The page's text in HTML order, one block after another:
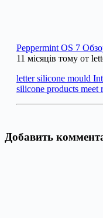
Peppermint OS 7
11 місяців тому от
letter silicone mould
silicone products
Добавить